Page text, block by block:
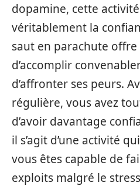
dopamine, cette
véritablement la
saut en parachute offre
d’accomplir
d’affronter ses peurs.
régulière, vous avez
d’avoir davantage
il s’agit d’une activité
vous êtes capable de
exploits malgré le